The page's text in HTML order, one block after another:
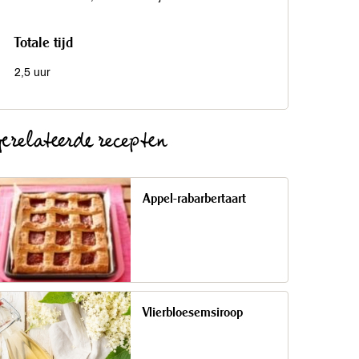
Totale tijd
2,5 uur
recepten
Appel-rabarbertaart
Vlierbloesemsiroop